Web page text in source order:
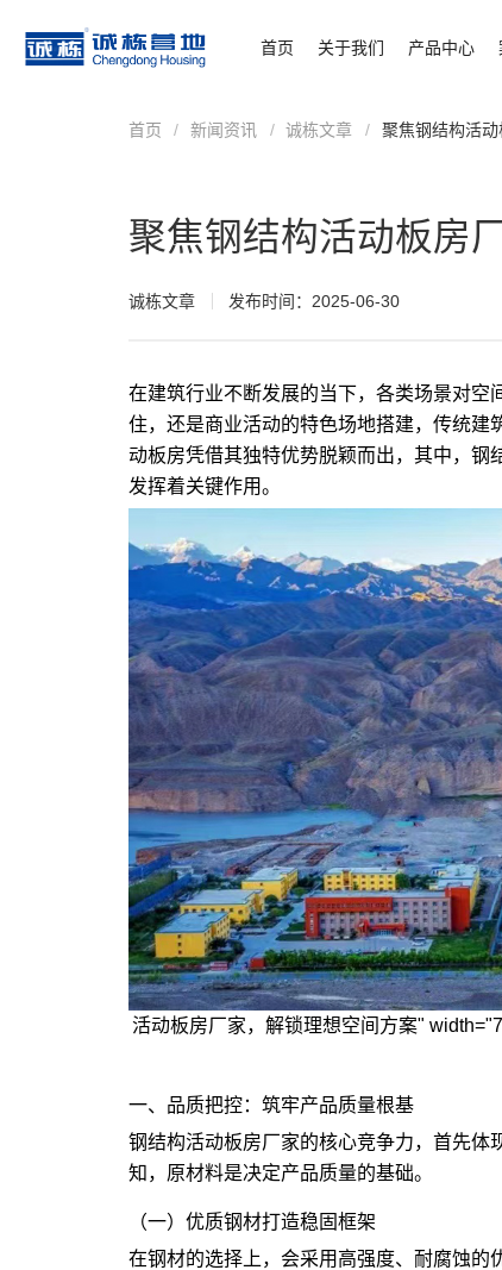
首页 关于我们 产品中心
首页 / 新闻资讯 / 诚栋文章 / 聚焦钢结构活
聚焦钢结构活动板房
诚栋文章 发布时间：2025-06-30
在建筑行业不断发展的当下，各类场景对空
住，还是商业活动的特色场地搭建，传统建
动板房凭借其独特优势脱颖而出，其中， 钢
发挥着关键作用。
活动板房厂家，解锁理想空间方案"
一、品质把控：筑牢产品质量根基
钢结构活动板房厂家的核心竞争力，首先体
知，原材料是决定产品质量的基础。
（一）优质钢材打造稳固框架
在钢材的选择上，会采用高强度、耐腐蚀的